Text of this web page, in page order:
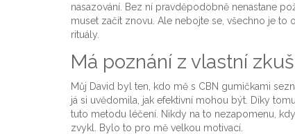
nasazování. Bez ní pravděpodobně nenastane
muset začít znovu. Ale nebojte se, všechno je to
rituály.
Má poznání z vlastní
Můj David byl ten, kdo mě s CBN gumičkami
já si uvědomila, jak efektivní mohou být. Díky
tuto metodu léčení. Nikdy na to nezapomenu,
zvykl. Bylo to pro mě velkou motivací.